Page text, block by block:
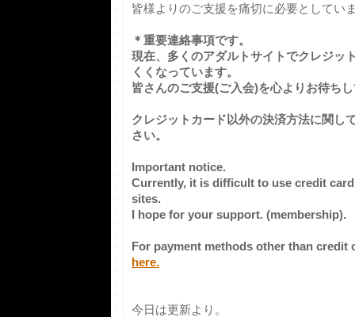
皆様よりのご支援を痛切に必要としてい
＊重要連絡事項です。
現在、多くのアダルトサイトでクレジッ
くくなっています。
皆さんのご支援(ご入会)を心よりお待ち
クレジットカード以外の決済方法に関し
さい。
Important notice.
Currently, it is difficult to use credit
sites.
I hope for your support. (membership).
For payment methods other than credit
here.
今日は更新より。